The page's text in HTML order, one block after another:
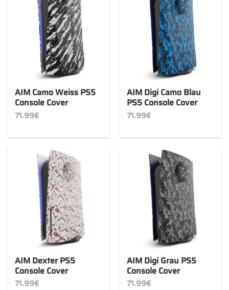
AIM Camo Weiss PS5
Console Cover
71.99€
AIM Digi Camo Blau
PS5 Console Cover
71.99€
AIM Dexter PS5
Console Cover
71.99€
AIM Digi Grau PS5
Console Cover
71.99€